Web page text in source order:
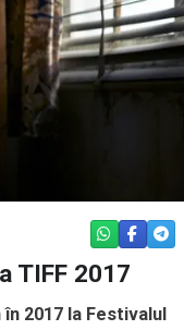
WHATSAPP
TIFF 2017
2017 la Festivalul